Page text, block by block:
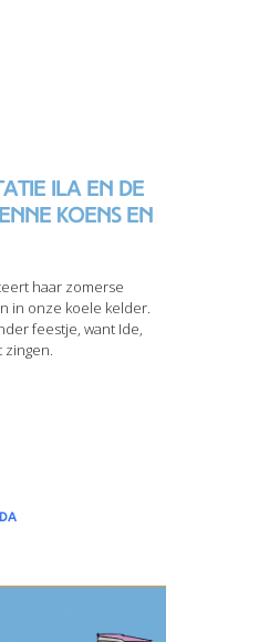
Ila en de
Koens en
haar zomerse
in onze koele kelder.
feestje, want Ide,
zingen.